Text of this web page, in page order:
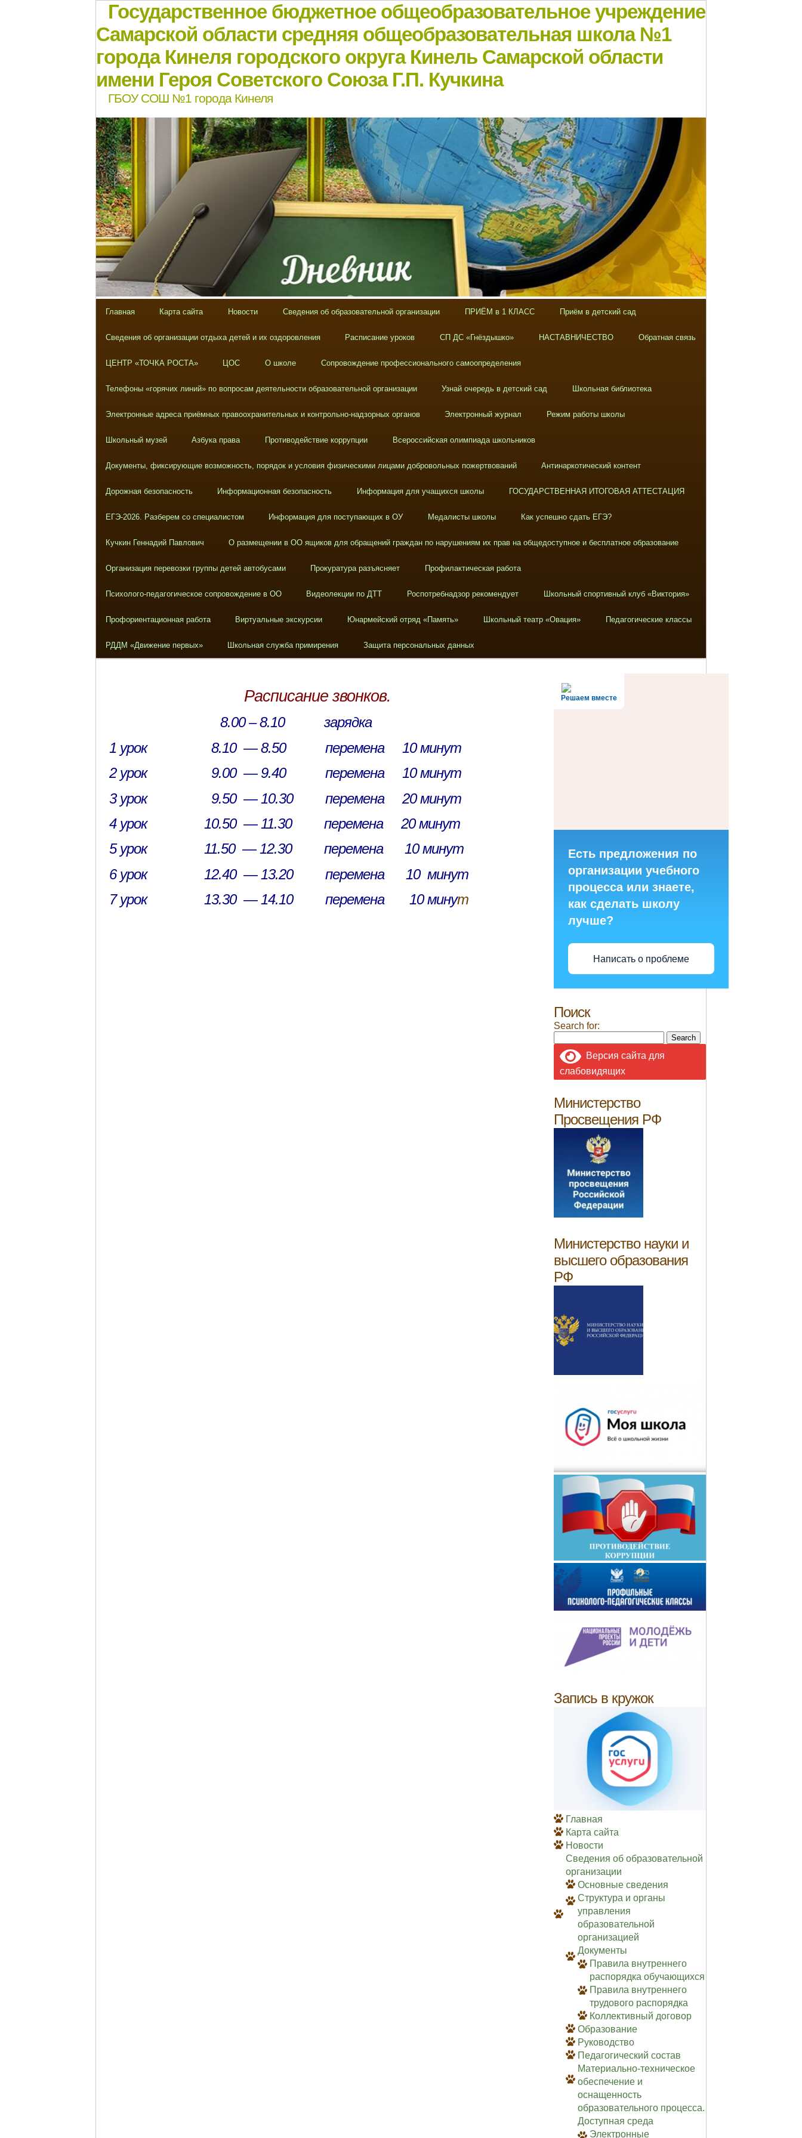
Государственное бюджетное общеобразовательное учреждение
Самарской области средняя общеобразовательная школа №1
города Кинеля городского округа Кинель Самарской области
имени Героя Советского Союза Г.П. Кучкина
ГБОУ СОШ №1 города Кинеля
Главная Карта сайта Новости Сведения об образовательной организации ПРИЁМ в 1 КЛАСС Приём в детский сад
Сведения об организации отдыха детей и их оздоровления Расписание уроков СП ДС «Гнёздышко» НАСТАВНИЧЕСТВО Обратная связь
ЦЕНТР «ТОЧКА РОСТА» ЦОС О школе Сопровождение профессионального самоопределения
Телефоны «горячих линий» по вопросам деятельности образовательной организации Узнай очередь в детский сад Школьная библиотека
Электронные адреса приёмных правоохранительных и контрольно-надзорных органов Электронный журнал Режим работы школы
Школьный музей Азбука права Противодействие коррупции Всероссийская олимпиада школьников
Документы, фиксирующие возможность, порядок и условия физическими лицами добровольных пожертвований Антинаркотический контент
Дорожная безопасность Информационная безопасность Информация для учащихся школы ГОСУДАРСТВЕННАЯ ИТОГОВАЯ АТТЕСТАЦИЯ
ЕГЭ-2026. Разберем со специалистом Информация для поступающих в ОУ Медалисты школы Как успешно сдать ЕГЭ?
Кучкин Геннадий Павлович О размещении в ОО ящиков для обращений граждан по нарушениям их прав на общедоступное и бесплатное образование
Организация перевозки группы детей автобусами Прокуратура разъясняет Профилактическая работа
Психолого-педагогическое сопровождение в ОО Видеолекции по ДТТ Роспотребнадзор рекомендует Школьный спортивный клуб «Виктория»
Профориентационная работа Виртуальные экскурсии Юнармейский отряд «Память» Школьный театр «Овация» Педагогические классы
РДДМ «Движение первых» Школьная служба примирения Защита персональных данных
Расписание звонков.
8.00 – 8.10 зарядка
1 урок 8.10 — 8.50 перемена 10 минут
2 урок 9.00 — 9.40 перемена 10 минут
3 урок 9.50 — 10.30 перемена 20 минут
4 урок 10.50 — 11.30 перемена 20 минут
5 урок 11.50 — 12.30 перемена 10 минут
6 урок 12.40 — 13.20 перемена 10 минут
7 урок 13.30 — 14.10 перемена 10 минут
Решаем вместе
Есть предложения по
организации учебного
процесса или знаете,
как сделать школу
лучше?
Написать о проблеме
Поиск
Search for:
Версия сайта для
слабовидящих
Министерство
Просвещения РФ
Министерство науки и
высшего образования
РФ
Запись в кружок
Главная
Карта сайта
Новости
Сведения об образовательной
организации
Основные сведения
Структура и органы
управления
образовательной
организацией
Документы
Правила внутреннего
распорядка обучающихся
Правила внутреннего
трудового распорядка
Коллективный договор
Образование
Руководство
Педагогический состав
Материально-техническое
обеспечение и
оснащенность
образовательного процесса.
Доступная среда
Электронные